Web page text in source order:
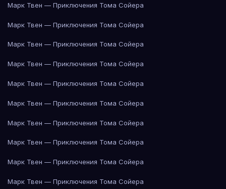
Марк Твен — Приключения Тома Сойера
Марк Твен — Приключения Тома Сойера
Марк Твен — Приключения Тома Сойера
Марк Твен — Приключения Тома Сойера
Марк Твен — Приключения Тома Сойера
Марк Твен — Приключения Тома Сойера
Марк Твен — Приключения Тома Сойера
Марк Твен — Приключения Тома Сойера
Марк Твен — Приключения Тома Сойера
Марк Твен — Приключения Тома Сойера